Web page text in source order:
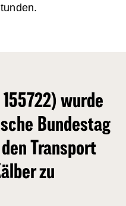
wurde
Bundestag
Transport
zu